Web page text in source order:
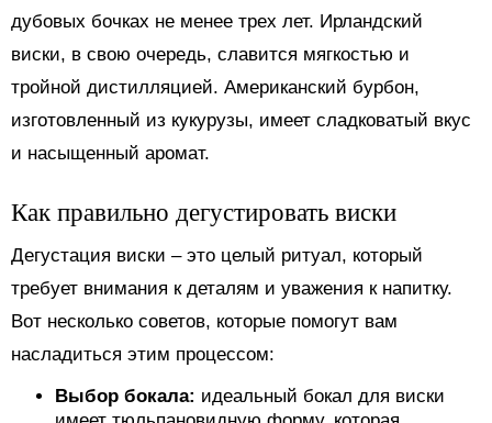
дубовых бочках не менее трех лет. Ирландский
виски, в свою очередь, славится мягкостью и
тройной дистилляцией. Американский бурбон,
изготовленный из кукурузы, имеет сладковатый вкус
и насыщенный аромат.
Как правильно дегустировать виски
Дегустация виски – это целый ритуал, который
требует внимания к деталям и уважения к напитку.
Вот несколько советов, которые помогут вам
насладиться этим процессом:
Выбор бокала: идеальный бокал для виски